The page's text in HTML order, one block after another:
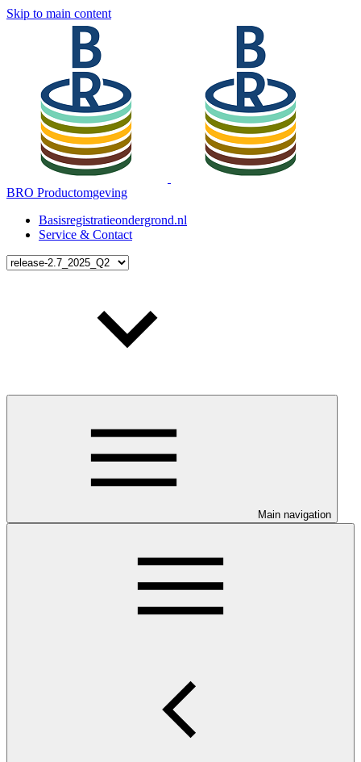
Skip to main content
BRO Productomgeving
Basisregistratieondergrond.nl
Service & Contact
Main navigation